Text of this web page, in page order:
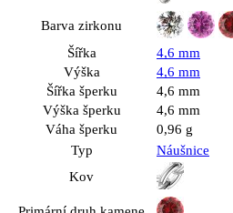
Barva zirkonu
Šířka
4,6 mm
Výška
4,6 mm
Šířka šperku
4,6 mm
Výška šperku
4,6 mm
Váha šperku
0,96 g
Typ
Náušnice
Kov